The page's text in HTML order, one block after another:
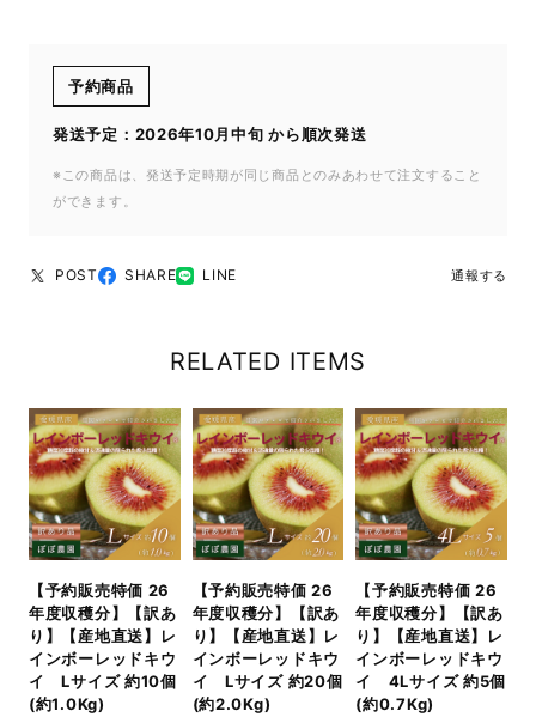
予約商品
発送予定：2026年10月中旬 から順次発送
※この商品は、発送予定時期が同じ商品とのみあわせて注文すること
ができます。
POST SHARE LINE 通報する
RELATED ITEMS
【予約販売特価 26
年度収穫分】【訳あ
り】【産地直送】レ
インボーレッドキウ
イ Lサイズ 約10個
(約1.0Kg)
【予約販売特価 26
年度収穫分】【訳あ
り】【産地直送】レ
インボーレッドキウ
イ Lサイズ 約20個
(約2.0Kg)
【予約販売特価 26
年度収穫分】【訳あ
り】【産地直送】レ
インボーレッドキウ
イ 4Lサイズ 約5個
(約0.7Kg)